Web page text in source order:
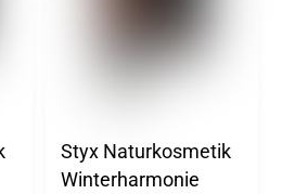
Styx Naturkosmetik
Winterharmonie